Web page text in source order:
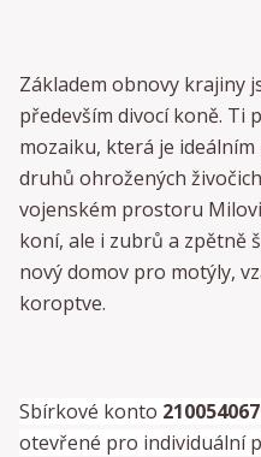
Základem obnovy krajiny
především divocí koně. Ti
mozaiku, která je
druhů ohrožených
vojenském prostoru
koní, ale i zubrů a zpětně
nový domov pro motýly,
koroptve.
Sbírkové konto
otevřené pro individuální